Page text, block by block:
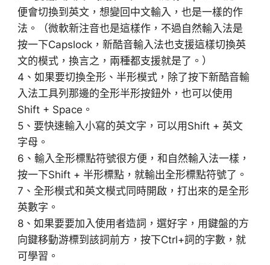
便會切換到英文，想變回中文輸入，也是一樣的作
法。（微軟新注音也是這樣作，不過自然輸入法是
按一下Capslock，新酷音輸入法也支援這樣切換英
文的模式，換言之，兩種都支援就是了。）
4、如果要切換全形、半形模式，除了按下新酷音輸
入法工具列那邊的全形半形按鈕外，也可以使用
Shift + Space。
5、要快速輸入小寫的英文字，可以用Shift + 英文
字母。
6、輸入全形標點符號很方便，和自然輸入法一樣，
按一下Shift + 半形標點，就輸出全形標點符號了。
7、全形模式和英文模式同時開啟，打出來的是全形
英數字。
8、如果要要加入使用者造詞，選好字，用鍵盤的方
向鍵移動游標到該詞前方，按下Ctrl+詞的字數，就
可學習。